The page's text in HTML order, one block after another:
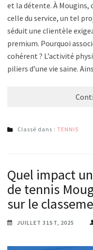
et la détente. À Mougins,
celle du service, un tel
séduit une clientèle
premium. Pourquoi
cohérent ? L’activité
piliers d’une vie saine.
Classé dans : TENNIS
Quel impact
de tennis
sur le
JUILLET 31ST, 2025